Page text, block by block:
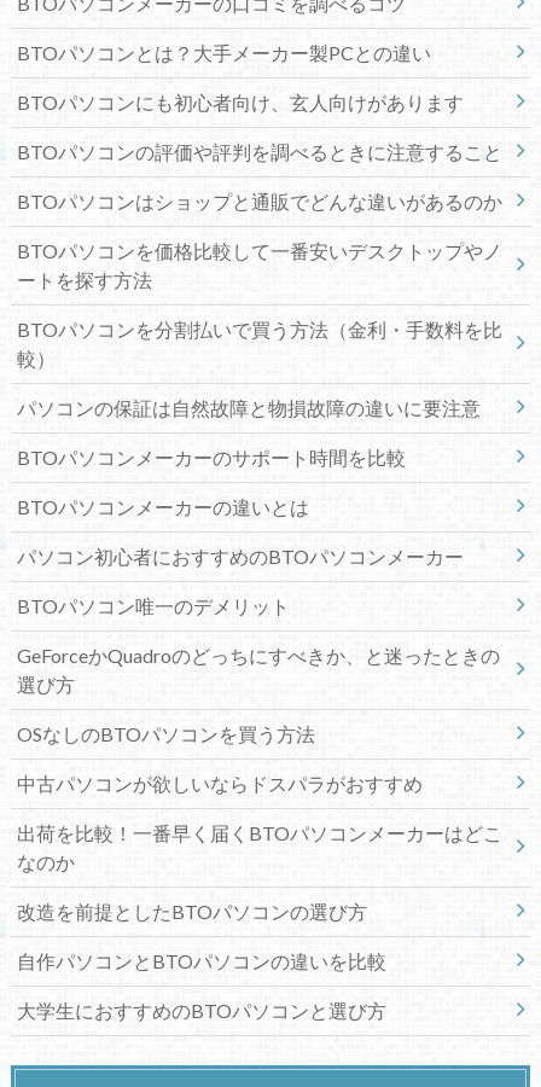
BTOパソコンとは？大手メーカー製PCとの違い
BTOパソコンにも初心者向け、玄人向けがあります
BTOパソコンの評価や評判を調べるときに注意すること
BTOパソコンはショップと通販でどんな違いがあるのか
BTOパソコンを価格比較して一番安いデスクトップやノ
ートを探す方法
BTOパソコンを分割払いで買う方法（金利・手数料を比
較）
パソコンの保証は自然故障と物損故障の違いに要注意
BTOパソコンメーカーのサポート時間を比較
BTOパソコンメーカーの違いとは
パソコン初心者におすすめのBTOパソコンメーカー
BTOパソコン唯一のデメリット
GeForceかQuadroのどっちにすべきか、と迷ったときの
選び方
OSなしのBTOパソコンを買う方法
中古パソコンが欲しいならドスパラがおすすめ
出荷を比較！一番早く届くBTOパソコンメーカーはどこ
なのか
改造を前提としたBTOパソコンの選び方
自作パソコンとBTOパソコンの違いを比較
大学生におすすめのBTOパソコンと選び方